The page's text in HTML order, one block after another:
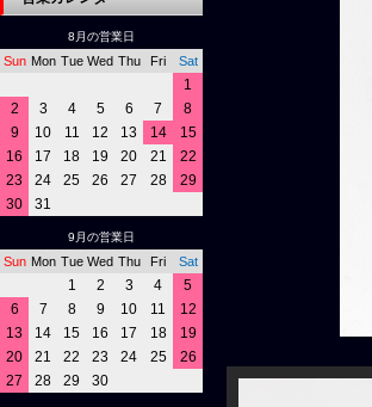
8月の営業日
Sun Mon Tue Wed Thu Fri Sat
1
2
3 4 5 6 7
8
9
10 11 12 13 14
15
16
17 18 19 20 21
22
23
24 25 26 27 28
29
30
31
9月の営業日
Sun Mon Tue Wed Thu Fri Sat
1 2 3 4
5
6
7 8 9 10 11
12
13
14 15 16 17 18
19
20
21 22 23 24 25
26
27
28 29 30